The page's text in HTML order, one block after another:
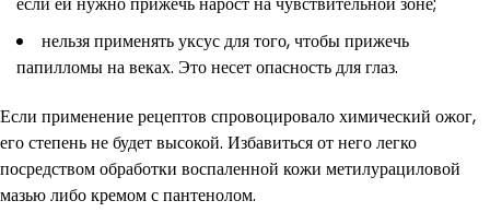
нельзя применять уксус для того, чтобы прижечь
папилломы на веках. Это несет опасность для глаз.
Если применение рецептов спровоцировало химический ожог,
его степень не будет высокой. Избавиться от него легко
посредством обработки воспаленной кожи метилурациловой
мазью либо кремом с пантенолом.